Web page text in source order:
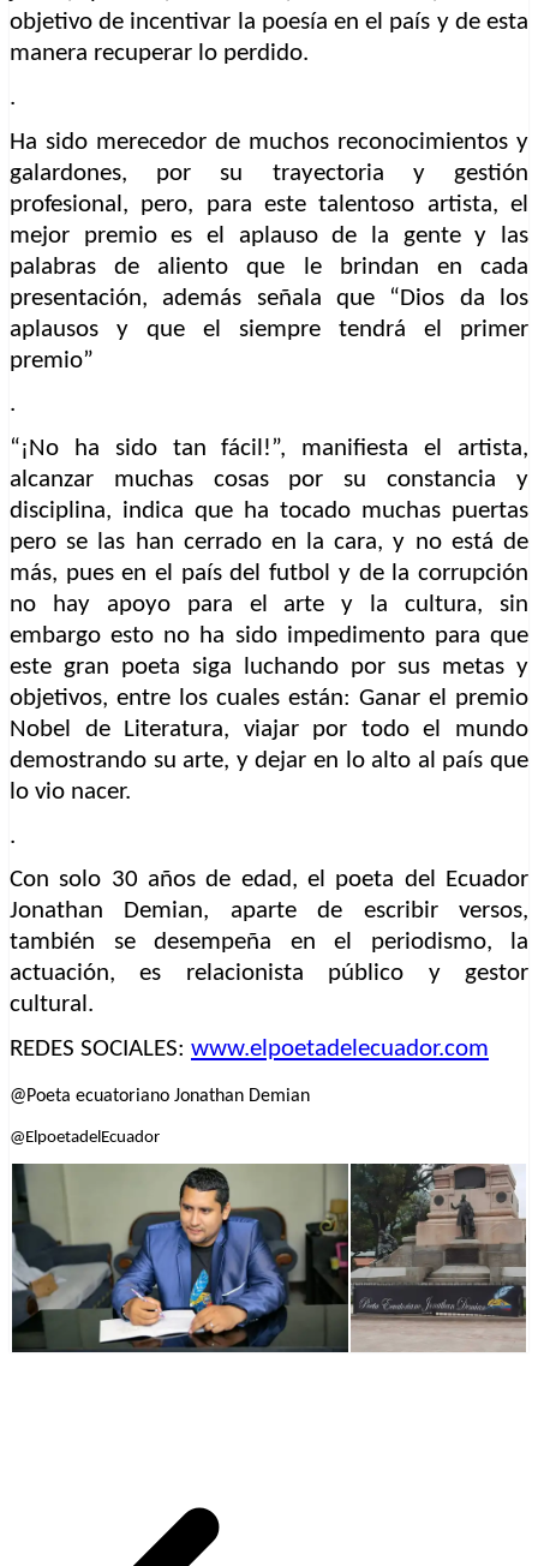
objetivo de incentivar la poesía en el país y de esta
manera recuperar lo perdido.
.
Ha sido merecedor de muchos reconocimientos y
galardones, por su trayectoria y gestión
profesional, pero, para este talentoso artista, el
mejor premio es el aplauso de la gente y las
palabras de aliento que le brindan en cada
presentación, además señala que “Dios da los
aplausos y que el siempre tendrá el primer
premio”
.
“¡No ha sido tan fácil!”, manifiesta el artista,
alcanzar muchas cosas por su constancia y
disciplina, indica que ha tocado muchas puertas
pero se las han cerrado en la cara, y no está de
más, pues en el país del futbol y de la corrupción
no hay apoyo para el arte y la cultura, sin
embargo esto no ha sido impedimento para que
este gran poeta siga luchando por sus metas y
objetivos, entre los cuales están: Ganar el premio
Nobel de Literatura, viajar por todo el mundo
demostrando su arte, y dejar en lo alto al país que
lo vio nacer.
.
Con solo 30 años de edad, el poeta del Ecuador
Jonathan Demian, aparte de escribir versos,
también se desempeña en el periodismo, la
actuación, es relacionista público y gestor
cultural.
REDES SOCIALES: www.elpoetadelecuador.com
@Poeta ecuatoriano Jonathan Demian
@ElpoetadelEcuador